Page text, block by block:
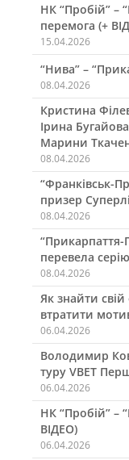
НК “Пробій” –
перемога (+
15.04.2026
“Нива” –
08.04.2026
Кристина
Ірина
Марини
08.04.2026
“Франківськ-
призер
08.04.2026
“Прикарпаття-
перевела
08.04.2026
Як знайти
втратити
06.04.2026
Володимир
туру VBET
06.04.2026
НК “Пробій” –
ВІДЕО)
06.04.2026